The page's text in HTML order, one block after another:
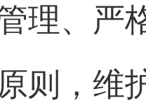
理、严
则，维